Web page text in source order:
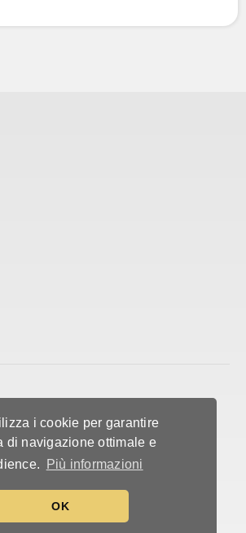
i cookie per garantire
di navigazione ottimale e
Più informazioni
OK
Italia (IT)